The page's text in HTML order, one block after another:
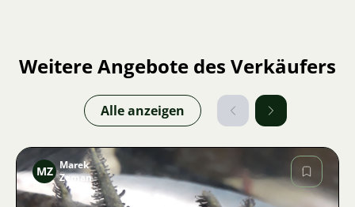
Weitere Angebote des Verkäufers
Alle anzeigen
MZ Marek
Zeman